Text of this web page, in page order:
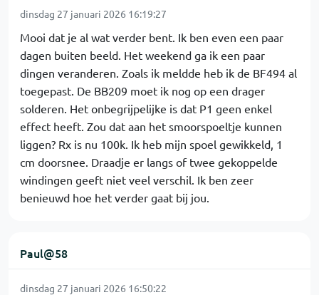
dinsdag 27 januari 2026 16:19:27
Mooi dat je al wat verder bent. Ik ben even een paar
dagen buiten beeld. Het weekend ga ik een paar
dingen veranderen. Zoals ik meldde heb ik de BF494 al
toegepast. De BB209 moet ik nog op een drager
solderen. Het onbegrijpelijke is dat P1 geen enkel
effect heeft. Zou dat aan het smoorspoeltje kunnen
liggen? Rx is nu 100k. Ik heb mijn spoel gewikkeld, 1
cm doorsnee. Draadje er langs of twee gekoppelde
windingen geeft niet veel verschil. Ik ben zeer
benieuwd hoe het verder gaat bij jou.
Paul@58
dinsdag 27 januari 2026 16:50:22